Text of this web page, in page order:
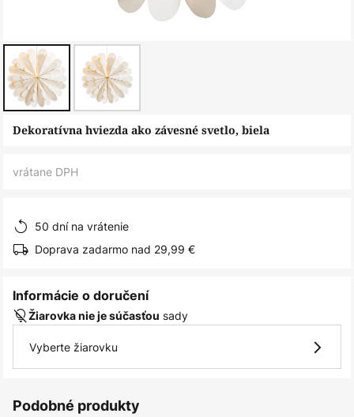
Preskočiť
Dekoratívna hviezda ako závesné svetlo, biela
vrátane DPH
50 dní na vrátenie
Doprava zadarmo nad 29,99 €
Informácie o doručení
Žiarovka nie je súčasťou sady
Vyberte žiarovku
Podobné produkty